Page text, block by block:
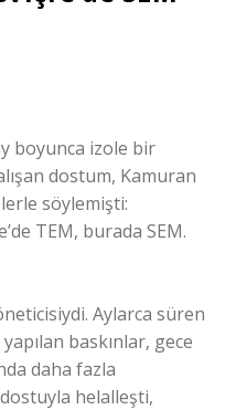
boyunca izole bir
dostum, Kamuran
söylemişti:
TEM, burada SEM.
Aylarca süren
baskınlar, gece
daha fazla
helalleşti,